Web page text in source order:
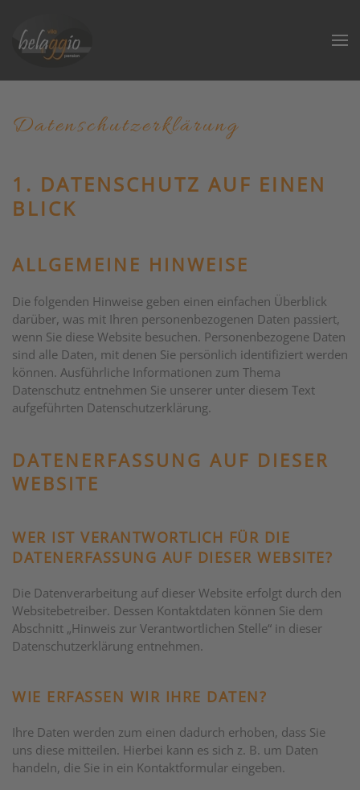
Datenschutz­erklärung
1. DATENSCHUTZ AUF EINEN
BLICK
ALLGEMEINE HINWEISE
Die folgenden Hinweise geben einen einfachen Überblick
darüber, was mit Ihren personenbezogenen Daten passiert,
wenn Sie diese Website besuchen. Personenbezogene Daten
sind alle Daten, mit denen Sie persönlich identifiziert werden
können. Ausführliche Informationen zum Thema
Datenschutz entnehmen Sie unserer unter diesem Text
aufgeführten Datenschutzerklärung.
DATENERFASSUNG AUF DIESER
WEBSITE
WER IST VERANTWORTLICH FÜR DIE
DATENERFASSUNG AUF DIESER WEBSITE?
Die Datenverarbeitung auf dieser Website erfolgt durch den
Websitebetreiber. Dessen Kontaktdaten können Sie dem
Abschnitt „Hinweis zur Verantwortlichen Stelle“ in dieser
Datenschutzerklärung entnehmen.
WIE ERFASSEN WIR IHRE DATEN?
Ihre Daten werden zum einen dadurch erhoben, dass Sie
uns diese mitteilen. Hierbei kann es sich z. B. um Daten
handeln, die Sie in ein Kontaktformular eingeben.